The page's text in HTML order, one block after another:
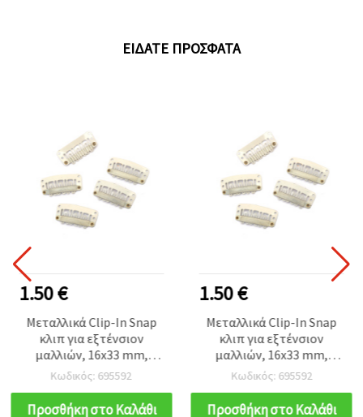
ΕΊΔΑΤΕ ΠΡΌΣΦΑΤΑ
1.50 €
Μεταλλικά Clip-In Snap
κλιπ για εξτένσιον
μαλλιών, 16x33 mm,
Λευκό - Σετ 10 τεμ.
Κωδικός: 695592
Προσθήκη στο Καλάθι
1.50 €
Μεταλλικά Clip-In Snap
κλιπ για εξτένσιον
μαλλιών, 16x33 mm,
Λευκό - Σετ 10 τεμ.
Κωδικός: 695592
Προσθήκη στο Καλάθι